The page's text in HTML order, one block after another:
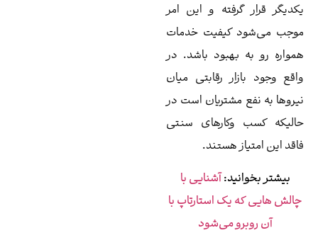
و این امر
خدمات
باشد. در
رقابتی میان
است در
سنتی
هستند.
آشنایی با
استارتاپ با